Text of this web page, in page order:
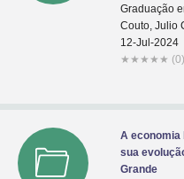
Graduação
Couto, Julio
12-Jul-2024
★ ★ ★ ★ ★ (0)
A economia
sua
Grande